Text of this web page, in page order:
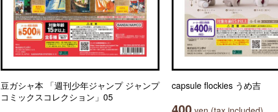
豆ガシャ本 「週刊少年ジャンプ ジャンプ
コミックスコレクション」05
capsule flockies うめ吉